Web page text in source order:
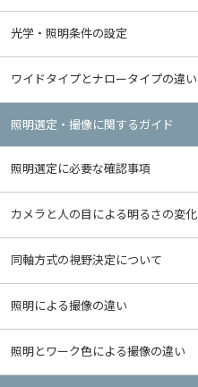
光学・照明条件の設定
ワイドタイプとナロータイプの違い
照明選定・撮像に関するガイド
照明選定に必要な確認事項
カメラと人の目による明るさの変化
同軸方式の視野決定について
照明による撮像の違い
照明とワーク色による撮像の違い